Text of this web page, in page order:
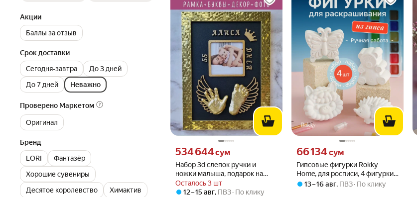
Акции
Баллы за отзыв
Срок доставки
Сегодня‐завтра
До 3 дней
До 7 дней
Неважно
Проверено Маркетом
Оригинал
Бренд
LORI
Фантазёр
Хорошие сувениры
Десятое королевство
Химактив
Набор 3d слепок ручки и
ножки малыша, подарок на
рождение
Осталось 3 шт
Цена 534644 сум вместо
534 644сум
12 – 15 авг, ПВЗ По клику
Гипсовые фигурки Rokky
Home, для росписи, 4 фигурки,
натуральный гипс, белый, 300
Цена 66134 сум вместо
66 134 сум
13 – 16 авг, ПВЗ По клику